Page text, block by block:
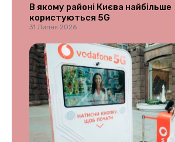
В якому районі Києва найбільше
користуються 5G
31 Липня 2026